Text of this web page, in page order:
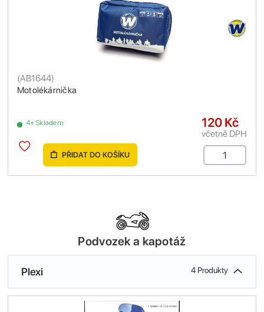
Motolékárnička
(AB1644)
4+ Skladem 120 Kč
včetně DPH
PŘIDAT DO KOŠÍKU
Podvozek a kapotáž
Plexi 4 Produkty